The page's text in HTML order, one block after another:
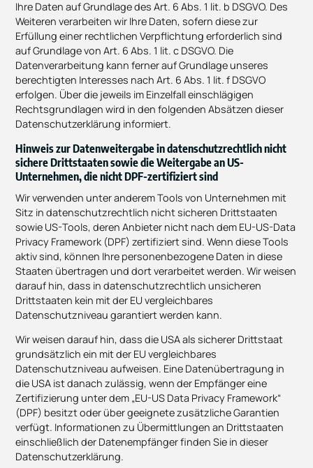
Ihre Daten auf Grundlage des Art. 6 Abs. 1 lit. b DSGVO. Des
Weiteren verarbeiten wir Ihre Daten, sofern diese zur
Erfüllung einer rechtlichen Verpflichtung erforderlich sind
auf Grundlage von Art. 6 Abs. 1 lit. c DSGVO. Die
Datenverarbeitung kann ferner auf Grundlage unseres
berechtigten Interesses nach Art. 6 Abs. 1 lit. f DSGVO
erfolgen. Über die jeweils im Einzelfall einschlägigen
Rechtsgrundlagen wird in den folgenden Absätzen dieser
Datenschutzerklärung informiert.
Hinweis zur Datenweitergabe in datenschutzrechtlich nicht
sichere Drittstaaten sowie die Weitergabe an US-
Unternehmen, die nicht DPF-zertifiziert sind
Wir verwenden unter anderem Tools von Unternehmen mit
Sitz in datenschutzrechtlich nicht sicheren Drittstaaten
sowie US-Tools, deren Anbieter nicht nach dem EU-US-Data
Privacy Framework (DPF) zertifiziert sind. Wenn diese Tools
aktiv sind, können Ihre personenbezogene Daten in diese
Staaten übertragen und dort verarbeitet werden. Wir weisen
darauf hin, dass in datenschutzrechtlich unsicheren
Drittstaaten kein mit der EU vergleichbares
Datenschutzniveau garantiert werden kann.
Wir weisen darauf hin, dass die USA als sicherer Drittstaat
grundsätzlich ein mit der EU vergleichbares
Datenschutzniveau aufweisen. Eine Datenübertragung in
die USA ist danach zulässig, wenn der Empfänger eine
Zertifizierung unter dem „EU-US Data Privacy Framework“
(DPF) besitzt oder über geeignete zusätzliche Garantien
verfügt. Informationen zu Übermittlungen an Drittstaaten
einschließlich der Datenempfänger finden Sie in dieser
Datenschutzerklärung.